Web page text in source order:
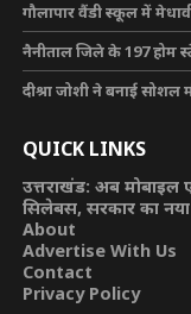
गौलापार वैंडी स्कूल में
नैनीताल जिले के 197 होम
दीश्रा जोशी ने बनाई सोशल
QUICK LINKS
उत्तराखंड: अब मोबाइल
सिलेबस, सरकार का नया
About
Advertise With Us
Contact
Privacy Policy